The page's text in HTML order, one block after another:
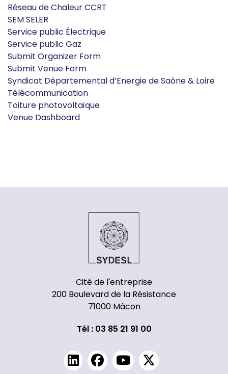
Réseau de Chaleur CCRT
SEM SELER
Service public Électrique
Service public Gaz
Submit Organizer Form
Submit Venue Form
Syndicat Départemental d’Energie de Saône & Loire
Télécommunication
Toiture photovoltaïque
Venue Dashboard
Cité de l'entreprise
200 Boulevard de la Résistance
71000 Mâcon
Tél : 03 85 21 91 00